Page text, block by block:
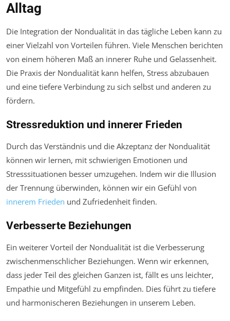
Alltag
Die Integration der Nondualität in das tägliche Leben kann zu
einer Vielzahl von Vorteilen führen. Viele Menschen berichten
von einem höheren Maß an innerer Ruhe und Gelassenheit.
Die Praxis der Nondualität kann helfen, Stress abzubauen
und eine tiefere Verbindung zu sich selbst und anderen zu
fördern.
Stressreduktion und innerer Frieden
Durch das Verständnis und die Akzeptanz der Nondualität
können wir lernen, mit schwierigen Emotionen und
Stresssituationen besser umzugehen. Indem wir die Illusion
der Trennung überwinden, können wir ein Gefühl von
innerem Frieden und Zufriedenheit finden.
Verbesserte Beziehungen
Ein weiterer Vorteil der Nondualität ist die Verbesserung
zwischenmenschlicher Beziehungen. Wenn wir erkennen,
dass jeder Teil des gleichen Ganzen ist, fällt es uns leichter,
Empathie und Mitgefühl zu empfinden. Dies führt zu tiefere
und harmonischeren Beziehungen in unserem Leben.